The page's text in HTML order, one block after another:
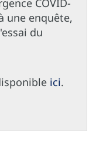
une enquête,
du
ici.